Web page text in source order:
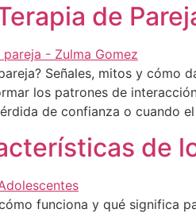
de
Señales, mitos y cómo
los patrones de
de confianza o cuando
de
funciona y qué significa